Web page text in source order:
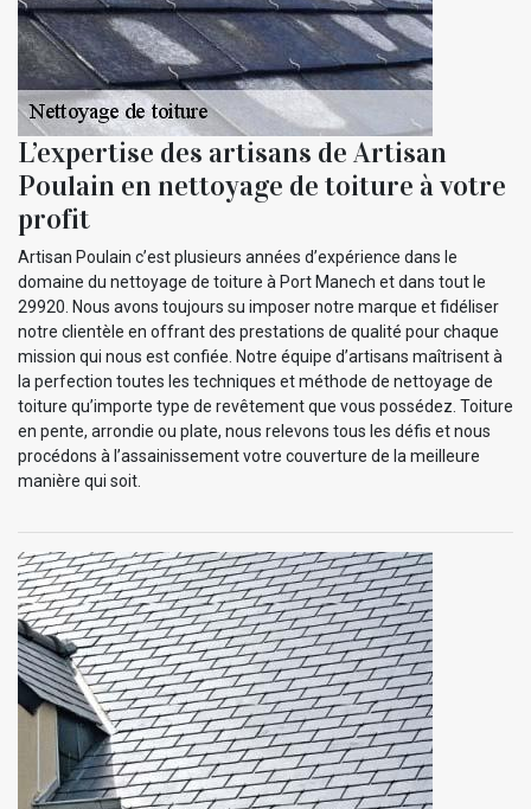
L’expertise des artisans de Artisan
Poulain en nettoyage de toiture à votre
profit
Artisan Poulain c’est plusieurs années d’expérience dans le
domaine du nettoyage de toiture à Port Manech et dans tout le
29920. Nous avons toujours su imposer notre marque et fidéliser
notre clientèle en offrant des prestations de qualité pour chaque
mission qui nous est confiée. Notre équipe d’artisans maîtrisent à
la perfection toutes les techniques et méthode de nettoyage de
toiture qu’importe type de revêtement que vous possédez. Toiture
en pente, arrondie ou plate, nous relevons tous les défis et nous
procédons à l’assainissement votre couverture de la meilleure
manière qui soit.